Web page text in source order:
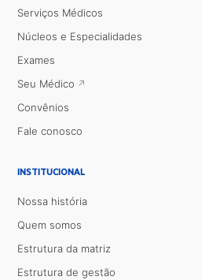
Serviços Médicos
Núcleos e Especialidades
Exames
Seu Médico
Convênios
Fale conosco
INSTITUCIONAL
Nossa história
Quem somos
Estrutura da matriz
Estrutura de gestão